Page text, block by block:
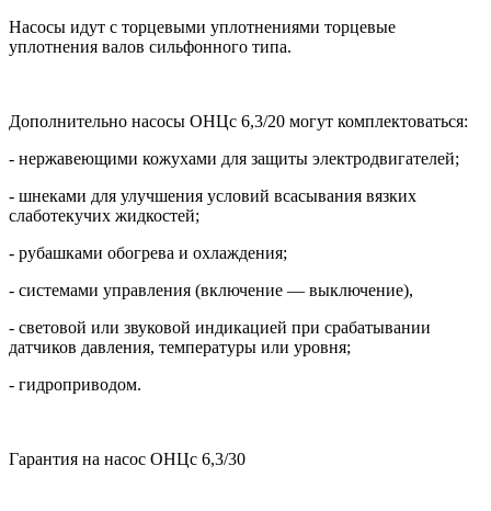
Насосы идут с торцевыми уплотнениями торцевые
уплотнения валов сильфонного типа.
Дополнительно насосы ОНЦс 6,3/20 могут комплектоваться:
- нержавеющими кожухами для защиты электродвигателей;
- шнеками для улучшения условий всасывания вязких
слаботекучих жидкостей;
- рубашками обогрева и охлаждения;
- системами управления (включение — выключение),
- световой или звуковой индикацией при срабатывании
датчиков давления, температуры или уровня;
- гидроприводом.
Гарантия на насос ОНЦс 6,3/30